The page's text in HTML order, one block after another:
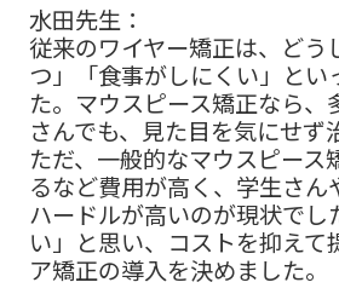
水田先生：
従来のワイヤー矯正は、どう
つ」「食事がしにくい」とい
た。マウスピース矯正なら
さんでも、見た目を気にせず
ただ、一般的なマウスピー
るなど費用が高く、学生さ
ハードルが高いのが現状で
い」と思い、コストを抑え
ア矯正の導入を決めました。